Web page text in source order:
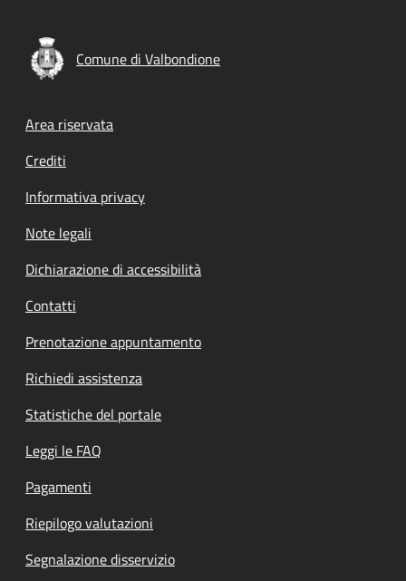
Comune di Valbondione
Footer menu
Area riservata
Crediti
Informativa privacy
Note legali
Dichiarazione di accessibilità
Contatti
Prenotazione appuntamento
Richiedi assistenza
Statistiche del portale
Leggi le FAQ
Pagamenti
Riepilogo valutazioni
Segnalazione disservizio